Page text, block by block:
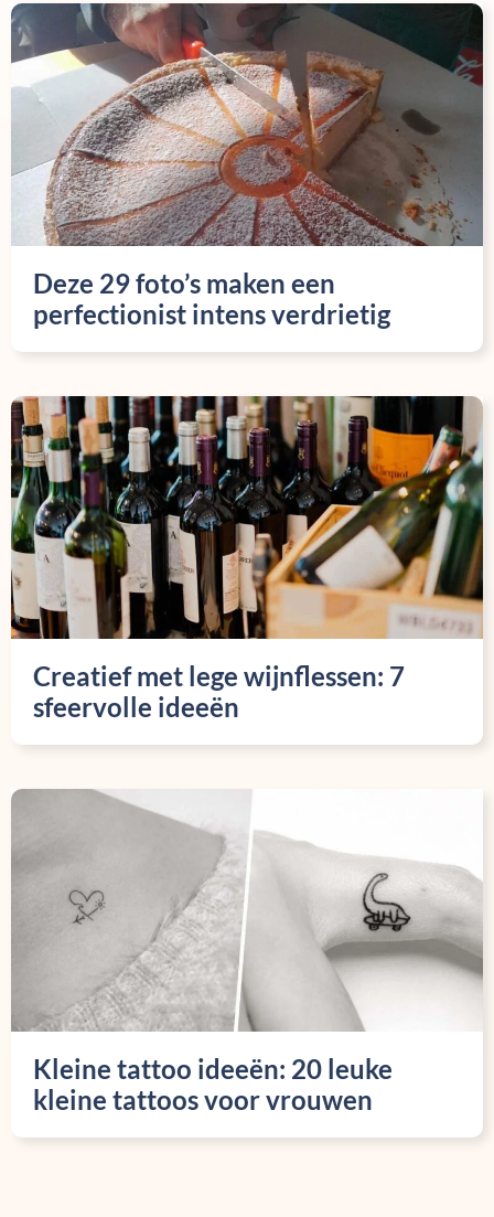
Deze 29 foto’s maken een
perfectionist intens verdrietig
Creatief met lege wijnflessen: 7
sfeervolle ideeën
Kleine tattoo ideeën: 20 leuke
kleine tattoos voor vrouwen